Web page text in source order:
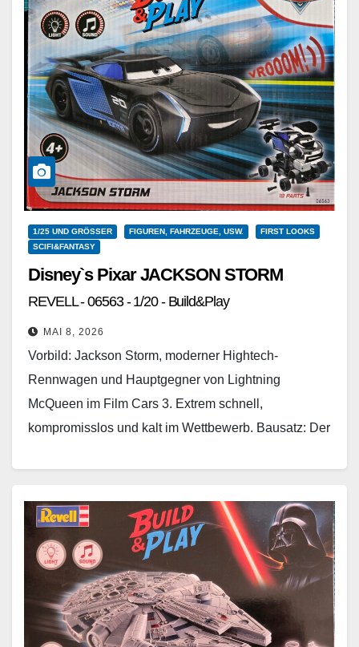
1/25 UND GRÖSSER FIGUREN, FAHRZEUGE, USW.
FIRST LOOKS
SCIFI&FANTASY
Disney`s Pixar JACKSON STORM
REVELL - 06563 - 1/20 - Build&Play
MAI 8, 2026
Vorbild: Jackson Storm, moderner Hightech-
Rennwagen und Hauptgegner von Lightning
McQueen im Film Cars 3. Extrem schnell,
kompromisslos und kalt im Wettbewerb. Bausatz: Der
Weiterlesen